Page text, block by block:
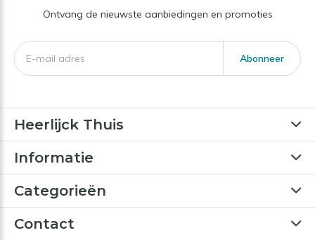
Ontvang de nieuwste aanbiedingen en promoties
Abonneer
Heerlijck Thuis
Informatie
Categorieën
Contact